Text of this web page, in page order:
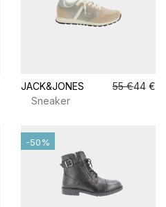
JACK&JONES 55 €44 €
Sneaker
-50%